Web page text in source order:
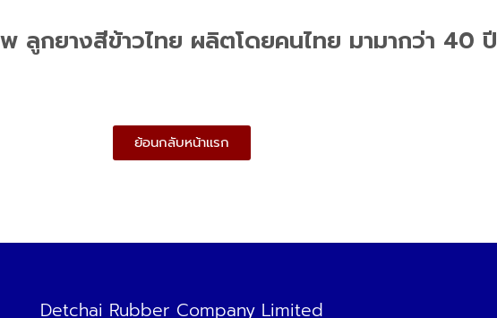
ลูกยางสีข้าวไทย ผลิตโดยคนไทย มามากว่า 40 ปี
ย้อนกลับหน้าเเรก
Detchai Rubber Company Limited